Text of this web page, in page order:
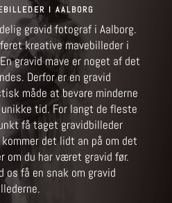
I AALBORG
gravid fotograf i Aalborg.
kreative mavebilleder i
gravid mave er noget af det
Derfor er en gravid
måde at bevare minderne
tid. For langt de fleste
få taget gravidbilleder
det lidt an på om det
om du har været gravid før.
os få en snak om gravid